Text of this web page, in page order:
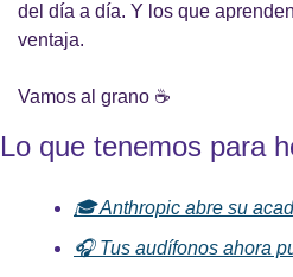
del día a día. Y los que
ventaja.
Vamos al grano ☕
Lo que tenemos para
🎓 Anthropic abre su
🎧 Tus audífonos ahora